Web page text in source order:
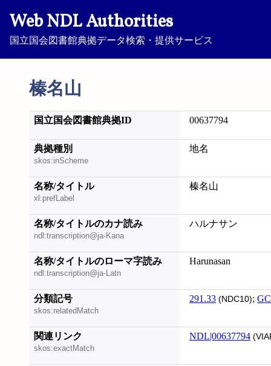
Web NDL Authorities
国立国会図書館典拠データ検索・提供サービス
榛名山
国立国会図書館典拠ID 00637794
典拠種別
skos:inScheme
地名
名称/タイトル
xl:prefLabel
榛名山
名称/タイトルのカナ読み
ndl:transcription@ja-Kana
ハルナサン
名称/タイトルのローマ字読み
ndl:transcription@ja-Latn
Harunasan
分類記号
skos:relatedMatch
291.33 (NDC10);
関連リンク
skos:exactMatch
NDL|00637794